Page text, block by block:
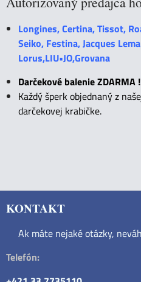
Longines, Certina, Tissot,
Seiko, Festina, Jacques
Lorus,LIU•JO,Grovana
Darčekové balenie ZDARMA !
Každý šperk objednaný z
darčekovej krabičke.
KONTAKT
Ak máte nejaké otázky,
Telefón: